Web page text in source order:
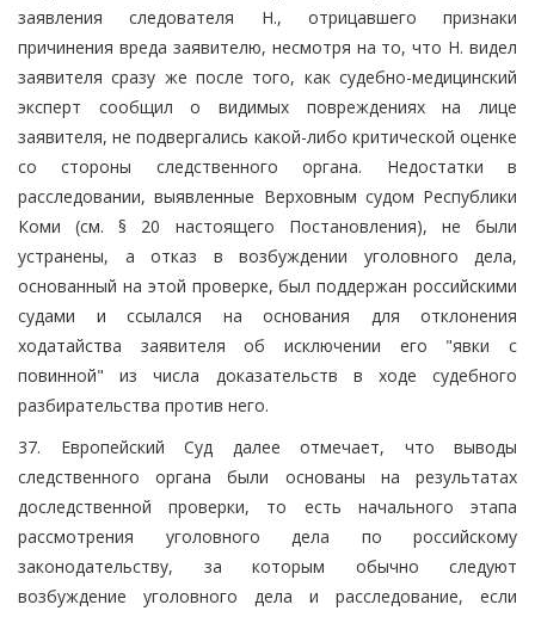
заявления следователя Н., отрицавшего признаки
причинения вреда заявителю, несмотря на то, что Н. видел
заявителя сразу же после того, как судебно-медицинский
эксперт сообщил о видимых повреждениях на лице
заявителя, не подвергались какой-либо критической оценке
со стороны следственного органа. Недостатки в
расследовании, выявленные Верховным судом Республики
Коми (см. § 20 настоящего Постановления), не были
устранены, а отказ в возбуждении уголовного дела,
основанный на этой проверке, был поддержан российскими
судами и ссылался на основания для отклонения
ходатайства заявителя об исключении его "явки с
повинной" из числа доказательств в ходе судебного
разбирательства против него.
37. Европейский Суд далее отмечает, что выводы
следственного органа были основаны на результатах
доследственной проверки, то есть начального этапа
рассмотрения уголовного дела по российскому
законодательству, за которым обычно следуют
возбуждение уголовного дела и расследование, если